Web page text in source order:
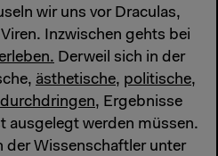
wir uns vor Draculas,
Inzwischen gehts bei
Derweil sich in der
ästhetische, politische,
durchdringen, Ergebnisse
ausgelegt werden müssen.
der Wissenschaftler unter